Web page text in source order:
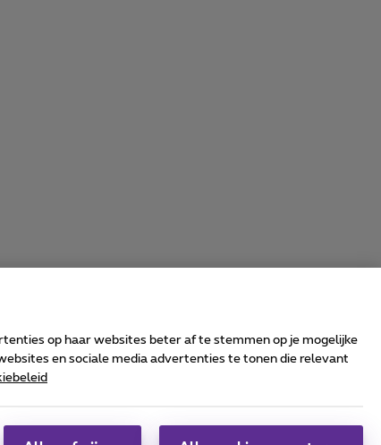
& Wholesale Solutions
Group
| Telindus
op haar websites beter af te stemmen op je mogelijke
en sociale media advertenties te tonen die relevant